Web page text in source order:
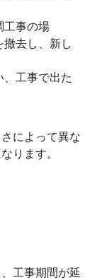
工事の場
去し、新し
工事で出た
によって異な
ります。
工事期間が延